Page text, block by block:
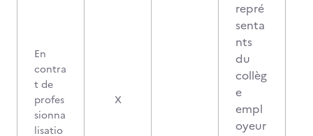
En
contra
t de
profes
sionna
lisatio
X
repré
senta
nts
du
collèg
e
empl
oyeur